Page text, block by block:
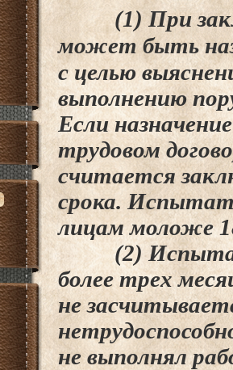
(1) При
может быть
с целью
выполнению
Если
трудовом
считается
срока.
лицаммоложе
(2)
более трех
не
не выполнял